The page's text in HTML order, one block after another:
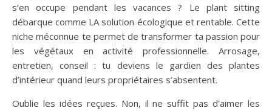
s’en occupe pendant les vacances ? Le plant sitting
débarque comme LA solution écologique et rentable. Cette
niche méconnue te permet de transformer ta passion pour
les végétaux en activité professionnelle. Arrosage,
entretien, conseil : tu deviens le gardien des plantes
d’intérieur quand leurs propriétaires s’absentent.
Oublie les idées reçues. Non, il ne suffit pas d’aimer les